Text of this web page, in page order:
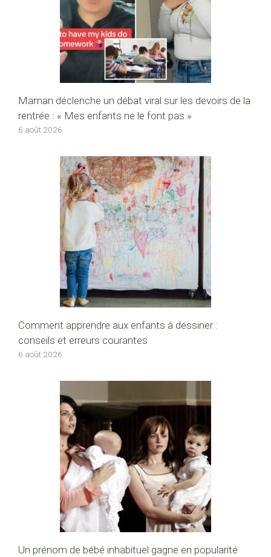
Maman déclenche un débat viral sur les devoirs de la
rentrée : « Mes enfants ne le font pas »
6 août 2026
Comment apprendre aux enfants à dessiner :
conseils et erreurs courantes
6 août 2026
Un prénom de bébé inhabituel gagne en popularité